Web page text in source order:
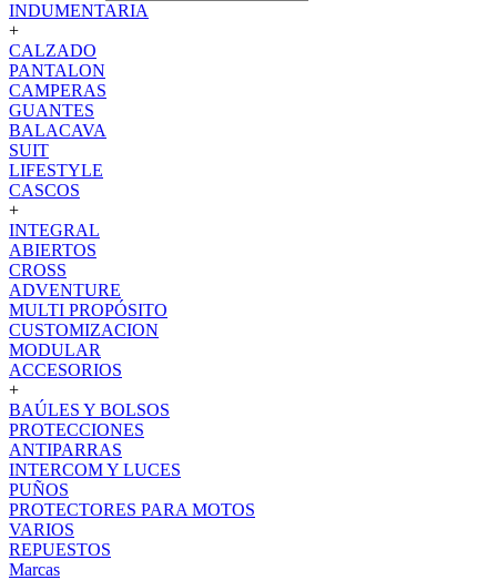
INDUMENTARIA
+
CALZADO
PANTALON
CAMPERAS
GUANTES
BALACAVA
SUIT
LIFESTYLE
CASCOS
+
INTEGRAL
ABIERTOS
CROSS
ADVENTURE
MULTI PROPÓSITO
CUSTOMIZACION
MODULAR
ACCESORIOS
+
BAÚLES Y BOLSOS
PROTECCIONES
ANTIPARRAS
INTERCOM Y LUCES
PUÑOS
PROTECTORES PARA MOTOS
VARIOS
REPUESTOS
Marcas